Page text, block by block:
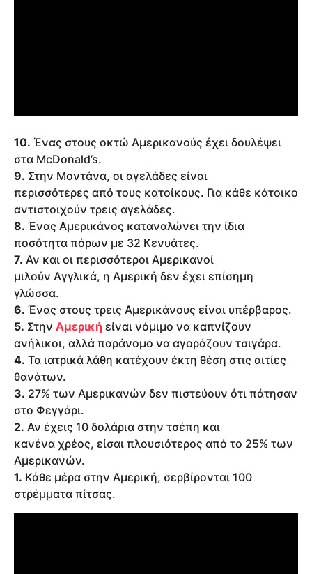
10. Ένας στους οκτώ Αμερικανούς έχει δουλέψει
στα McDonald’s.
9. Στην Μοντάνα, οι αγελάδες είναι
περισσότερες από τους κατοίκους. Για κάθε κάτοικο
αντιστοιχούν τρεις αγελάδες.
8. Ένας Αμερικάνος καταναλώνει την ίδια
ποσότητα πόρων με 32 Κενυάτες.
7. Αν και οι περισσότεροι Αμερικανοί
μιλούν Αγγλικά, η Αμερική δεν έχει επίσημη
γλώσσα.
6. Ένας στους τρεις Αμερικάνους είναι υπέρβαρος.
5. Στην Αμερική είναι νόμιμο να καπνίζουν
ανήλικοι, αλλά παράνομο να αγοράζουν τσιγάρα.
4. Τα ιατρικά λάθη κατέχουν έκτη θέση στις αιτίες
θανάτων.
3. 27% των Αμερικανών δεν πιστεύουν ότι πάτησαν
στο Φεγγάρι.
2. Αν έχεις 10 δολάρια στην τσέπη και
κανένα χρέος, είσαι πλουσιότερος από το 25% των
Αμερικανών.
1. Κάθε μέρα στην Αμερική, σερβίρονται 100
στρέμματα πίτσας.